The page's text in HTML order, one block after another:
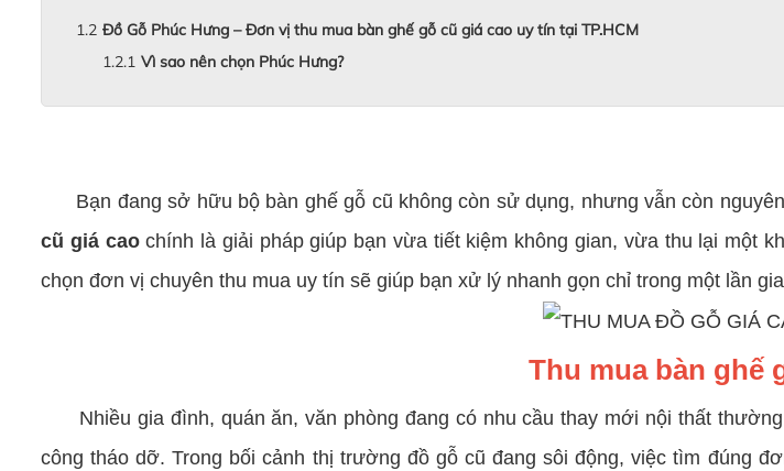
Đồ Gỗ Phúc Hưng – Đơn vị thu mua bàn ghế gỗ cũ giá cao uy tín tại TP.HCM
Vì sao nên chọn Phúc Hưng?
Bạn đang sở hữu bộ bàn ghế gỗ cũ không còn sử dụng, nhưng vẫn còn
cũ giá caochính là giải pháp giúp bạn vừa tiết kiệm không gian, vừa thu lại một
chọn đơn vị chuyên thu mua uy tín sẽ giúp bạn xử lý nhanh gọn chỉ trong một lần
Thu mua bàn ghế
Nhiều gia đình, quán ăn, văn phòng đang có nhu cầu thay mới nội thất
công tháo dỡ. Trong bối cảnh thị trường đồ gỗ cũ đang sôi động, việc tìm đúng